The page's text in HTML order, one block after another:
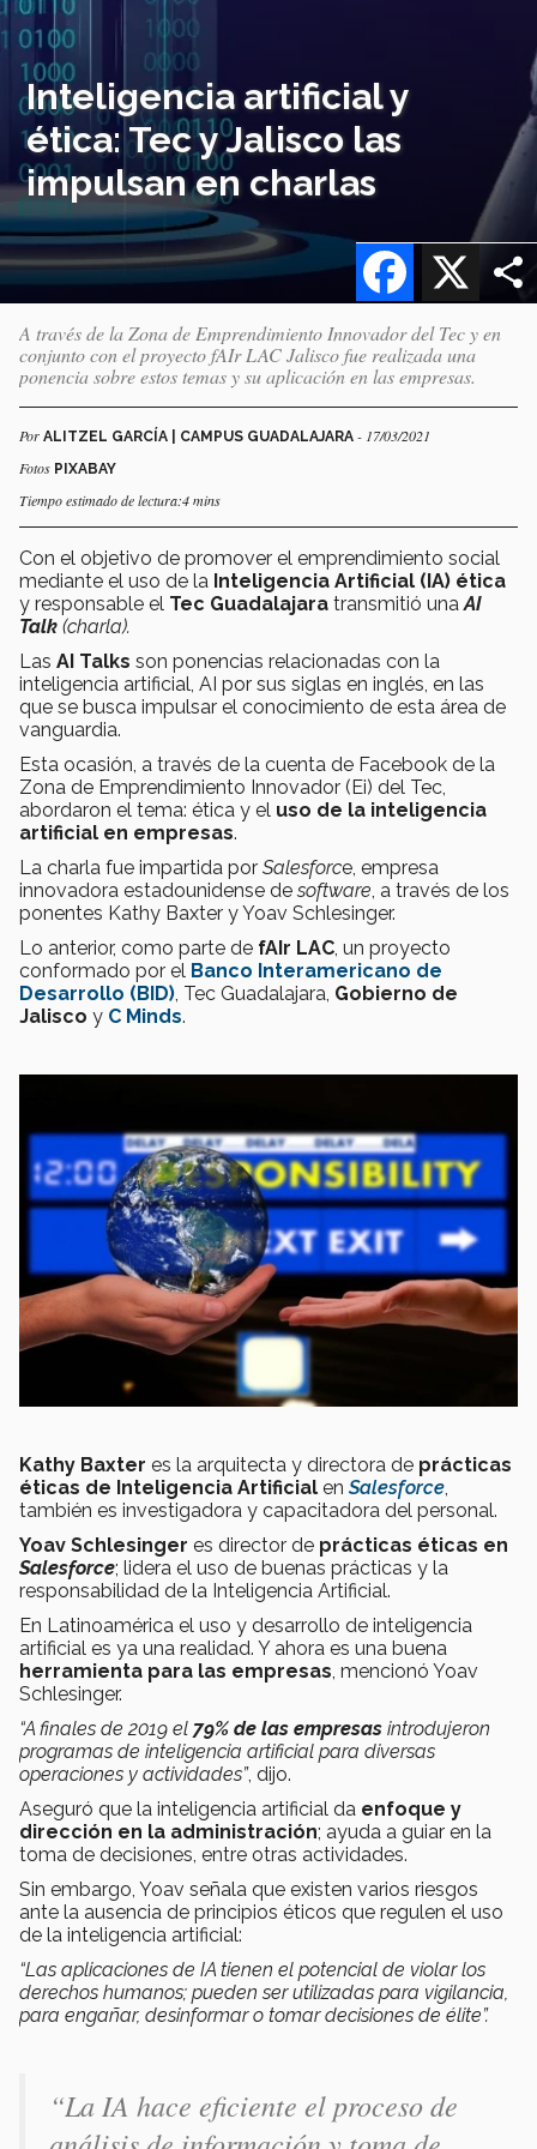
Inteligencia artificial y
ética: Tec y Jalisco las
impulsan en charlas
X
Facebook
A través de la Zona de Emprendimiento Innovador del Tec y en
conjunto con el proyecto fAIr LAC Jalisco fue realizada una
ponencia sobre estos temas y su aplicación en las empresas.
Por ALITZEL GARCÍA | CAMPUS GUADALAJARA - 17/03/2021
Fotos PIXABAY
Tiempo estimado de lectura:4 mins
Con el objetivo de promover el emprendimiento social
mediante el uso de la Inteligencia Artificial (IA) ética
y responsable el Tec Guadalajara transmitió una AI
Talk (charla).
Las AI Talks son ponencias relacionadas con la
inteligencia artificial, AI por sus siglas en inglés, en las
que se busca impulsar el conocimiento de esta área de
vanguardia.
Esta ocasión, a través de la cuenta de Facebook de la
Zona de Emprendimiento Innovador (Ei) del Tec,
abordaron el tema: ética y el uso de la inteligencia
artificial en empresas.
La charla fue impartida por Salesforce, empresa
innovadora estadounidense desoftware , a través de los
ponentes Kathy Baxter y Yoav Schlesinger.
Lo anterior, como parte de fAIr LAC , un proyecto
conformado por el Banco Interamericano de
Desarrollo (BID) , Tec Guadalajara, Gobierno de
Jalisco y C Minds.
Kathy Baxter es la arquitecta y directora de prácticas
éticas de Inteligencia Artificial en Salesforce
también es investigadora y capacitadora del personal.
Yoav Schlesinger es director de prácticas éticas en
Salesforce; lidera el uso de buenas prácticas y la
responsabilidad de la Inteligencia Artificial.
En Latinoamérica el uso y desarrollo de inteligencia
artificial es ya una realidad. Y ahora es una buena
herramienta para las empresas , mencionó Yoav
Schlesinger.
“A finales de 2019 el 79% de las empresas introdujeron
programas de inteligencia artificial para diversas
operaciones y actividades”, dijo.
Aseguró que la inteligencia artificial da enfoque y
dirección en la administración; ayuda a guiar en la
toma de decisiones, entre otras actividades.
Sin embargo, Yoav señala que existen varios riesgos
ante la ausencia de principios éticos que regulen el uso
de la inteligencia artificial:
“Las aplicaciones de IA tienen el potencial de violar los
derechos humanos; pueden ser utilizadas para vigilancia,
para engañar, desinformar o tomar decisiones de élite”.
“La IA hace eficiente el proceso de